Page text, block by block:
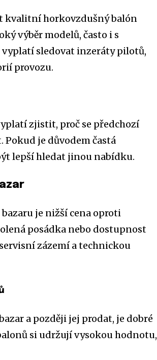
kvalitní horkovzdušný balón
výběr modelů, často i s
sledovat inzeráty pilotů,
provozu.
zjistit, proč se předchozí
je důvodem častá
lepší hledat jinou nabídku.
je nižší cena oproti
posádka nebo dostupnost
zázemí a technickou
a později jej prodat, je dobré
si udržují vysokou hodnotu,